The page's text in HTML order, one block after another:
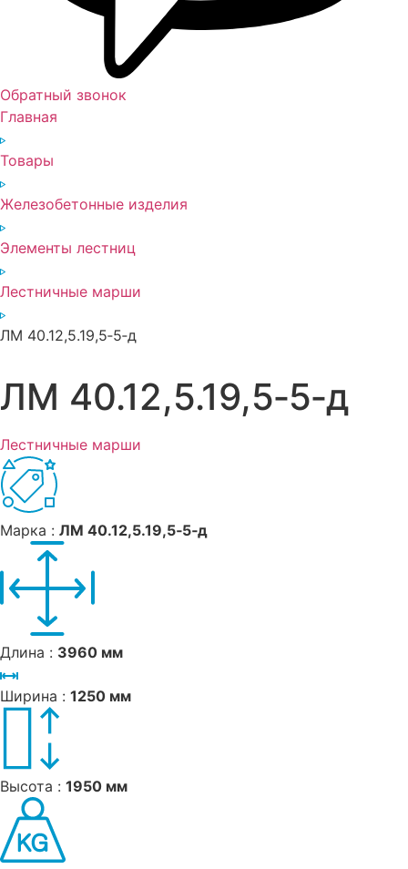
Обратный звонок
Главная
Товары
Железобетонные изделия
Элементы лестниц
Лестничные марши
ЛМ 40.12,5.19,5‑5‑д
ЛМ 40.12,5.19,5‑5‑д
Лестничные марши
Марка : ЛМ 40.12,5.19,5‑5‑д
Длина : 3960 мм
Ширина : 1250 мм
Высота : 1950 мм